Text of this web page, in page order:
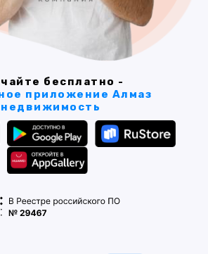
бесплатно -
приложение Алмаз
недвижимость